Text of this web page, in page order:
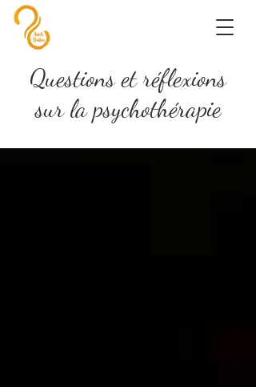
Questions et réflexions
sur la psychothérapie